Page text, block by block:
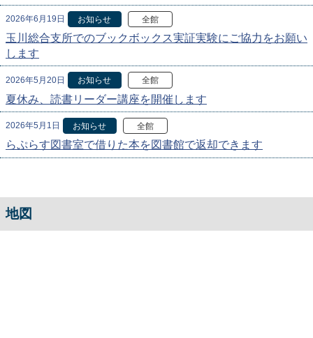
2026年6月19日 お知らせ 全館
玉川総合支所でのブックボックス実証実験にご協力をお願い
します
2026年5月20日 お知らせ 全館
夏休み、読書リーダー講座を開催します
2026年5月1日 お知らせ 全館
らぷらす図書室で借りた本を図書館で返却できます
地図